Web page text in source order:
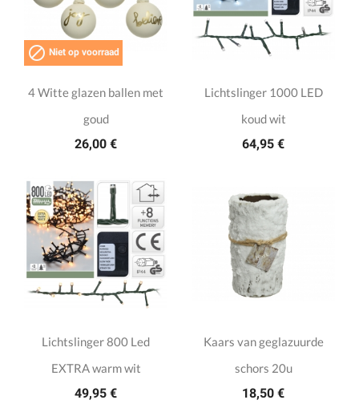
 Niet op voorraad
4 Witte glazen ballen met
goud
26,00 €
Lichtslinger 1000 LED
koud wit
64,95 €
Lichtslinger 800 Led
EXTRA warm wit
49,95 €
Kaars van geglazuurde
schors 20u
18,50 €